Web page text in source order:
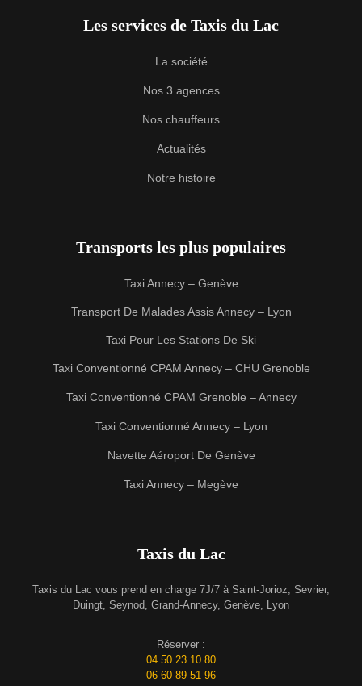
Les services de Taxis du Lac
La société
Nos 3 agences
Nos chauffeurs
Actualités
Notre histoire
Transports les plus populaires
Taxi Annecy – Genève
Transport De Malades Assis Annecy – Lyon
Taxi Pour Les Stations De Ski
Taxi Conventionné CPAM Annecy – CHU Grenoble
Taxi Conventionné CPAM Grenoble – Annecy
Taxi Conventionné Annecy – Lyon
Navette Aéroport De Genève
Taxi Annecy – Megève
Taxis du Lac
Taxis du Lac vous prend en charge 7J/7 à Saint-Jorioz, Sevrier,
Duingt, Seynod, Grand-Annecy, Genève, Lyon
Réserver :
04 50 23 10 80
06 60 89 51 96